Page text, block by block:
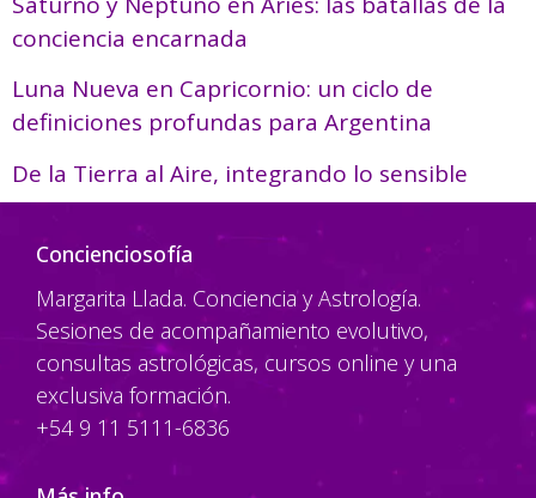
conciencia encarnada
Luna Nueva en Capricornio: un ciclo de
definiciones profundas para Argentina
De la Tierra al Aire, integrando lo sensible
Concienciosofía
Margarita Llada. Conciencia y Astrología.
Sesiones de acompañamiento evolutivo,
consultas astrológicas, cursos online y una
exclusiva formación.
+54 9 11 5111-6836